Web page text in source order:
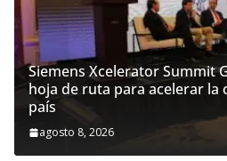
Siemens Xcelerator Summit
hoja de ruta para acelerar la
país
agosto 8, 2026